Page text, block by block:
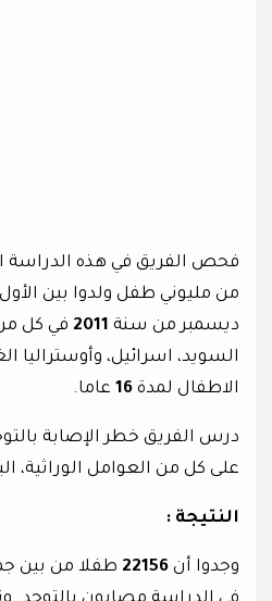
فحص الفريق في هذه الدراسة
من مليوني طفل ولدوا بين
ديسمبر من سنة 2011 في كل من
السويد، اسرائيل، وأوستراليا
الاطفال لمدة 16 عاما.
درس الفريق خطر الإصابة
على كل من العوامل الوراثية،
النتيجة :
وجدوا أن 22156 طفلا من بين